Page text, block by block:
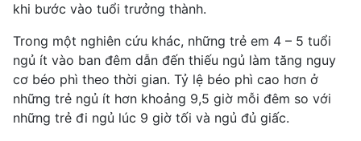
khi bước vào tuổi trưởng thành.
Trong một nghiên cứu khác, những trẻ em 4 – 5 tuổi
ngủ ít vào ban đêm dẫn đến thiếu ngủ làm tăng nguy
cơ béo phì theo thời gian. Tỷ lệ béo phì cao hơn ở
những trẻ ngủ ít hơn khoảng 9,5 giờ mỗi đêm so với
những trẻ đi ngủ lúc 9 giờ tối và ngủ đủ giấc.